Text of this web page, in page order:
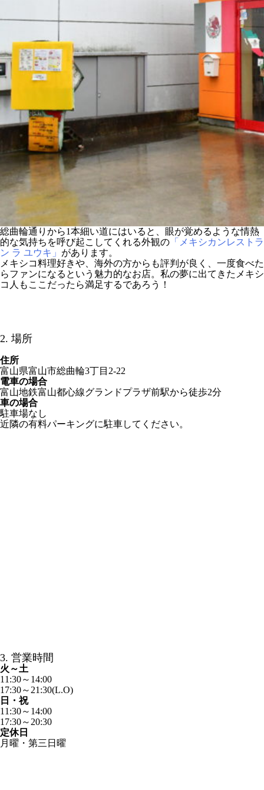
総曲輪通りから1本細い道にはいると、眼が覚めるような情熱
的な気持ちを呼び起こしてくれる外観の 「メキシカンレストラ
ン ラ ユウキ」 があります。
メキシコ料理好きや、海外の方からも評判が良く、一度食べた
らファンになるという魅力的なお店。私の夢に出てきたメキシ
コ人もここだったら満足するであろう！
2. 場所
住所
富山県富山市総曲輪3丁目2-22
電車の場合
富山地鉄富山都心線グランドプラザ前駅から徒歩2分
車の場合
駐車場なし
近隣の有料パーキングに駐車してください。
3. 営業時間
火～土
11:30～14:00
17:30～21:30(L.O)
日・祝
11:30～14:00
17:30～20:30
定休日
月曜・第三日曜